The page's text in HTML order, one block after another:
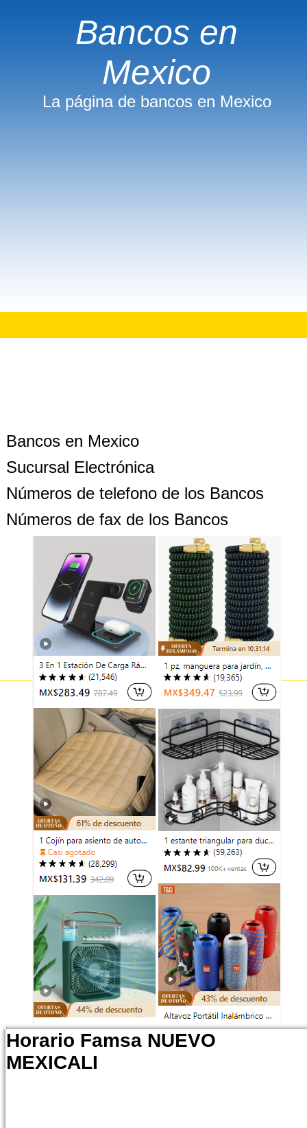
Bancos en
Mexico
La página de bancos en Mexico
Bancos en Mexico
Sucursal Electrónica
Números de telefono de los Bancos
Números de fax de los Bancos
Horario Famsa NUEVO
MEXICALI